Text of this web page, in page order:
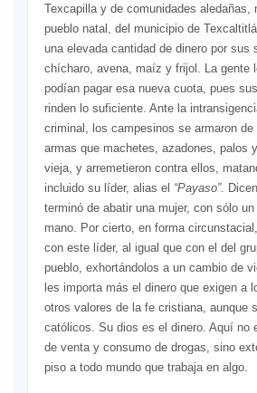
Texcapilla y de comunidades aledañas,
pueblo natal, del municipio de
una elevada cantidad de dinero por sus
chícharo, avena, maíz y frijol. La gente
podían pagar esa nueva cuota, pues
rinden lo suficiente. Ante la
criminal, los campesinos se armaron
armas que machetes, azadones, palos
vieja, y arremetieron contra ellos,
incluido su líder, alias el “Payaso”.
terminó de abatir una mujer, con sólo
mano. Por cierto, en forma
con este líder, al igual que con el del
pueblo, exhortándolos a un cambio de
les importa más el dinero que exigen a
otros valores de la fe cristiana, aunque
católicos. Su dios es el dinero. Aquí no
de venta y consumo de drogas, sino
piso a todo mundo que trabaja en algo.